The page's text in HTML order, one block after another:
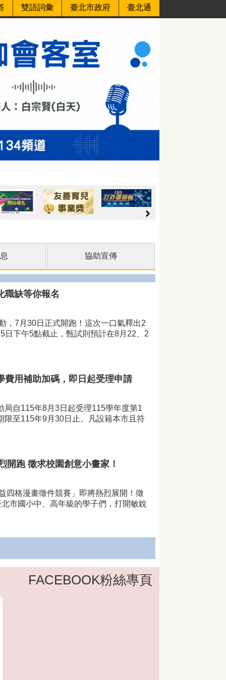
雙語詞彙 臺北市政府 臺北通
協助宣傳
職缺等你報名
7月30日正式開跑！這次一口氣釋出2
下午5點截止，甄試則預計在8月22、2
費用補助加碼，即日起受理申請
自115年8月3日起受理115學年度第1
限至115年9月30日止。凡設籍本市且符
開跑 徵求校園創意小畫家！
格漫畫徵件競賽」即將熱烈展開！徵
市國小中、高年級的學子們，打開敏銳
FACEBOOK粉絲專頁